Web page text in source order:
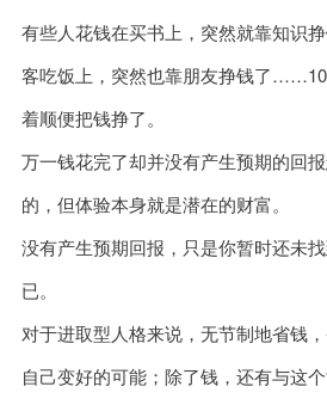
有些人花钱在买书上，突然就靠知识
客吃饭上，突然也靠朋友挣钱了
着顺便把钱挣了。
万一钱花完了却并没有产生预期的回
的，但体验本身就是潜在的财富。
没有产生预期回报，只是你暂时还未
已。
对于进取型人格来说，无节制地省钱
自己变好的可能；除了钱，还有与这